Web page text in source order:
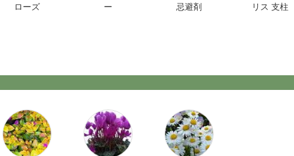
ローズ
ー
忌避剤
リス 支柱